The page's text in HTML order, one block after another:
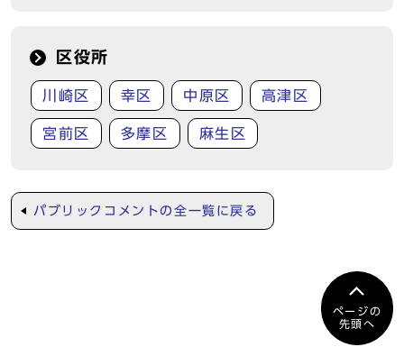
区役所
川崎区 幸区 中原区 高津区
宮前区 多摩区 麻生区
パブリックコメントの全一覧に戻る
ページの
先頭へ